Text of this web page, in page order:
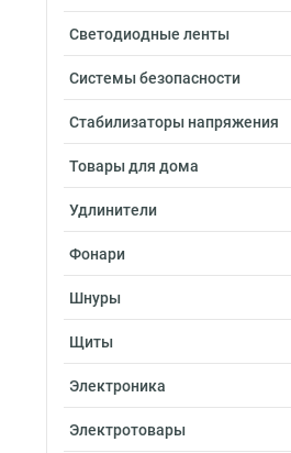
Светодиодные ленты
Системы безопасности
Стабилизаторы напряжения
Товары для дома
Удлинители
Фонари
Шнуры
Щиты
Электроника
Электротовары